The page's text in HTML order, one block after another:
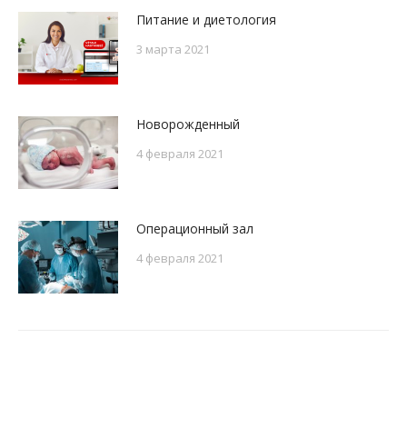
Питание и диетология
3 марта 2021
Новорожденный
4 февраля 2021
Операционный зал
4 февраля 2021